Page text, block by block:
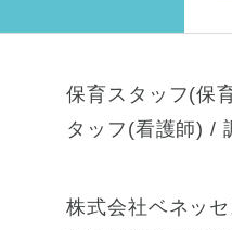
保育スタッフ(保
タッフ(看護師) /
株式会社ベネッ